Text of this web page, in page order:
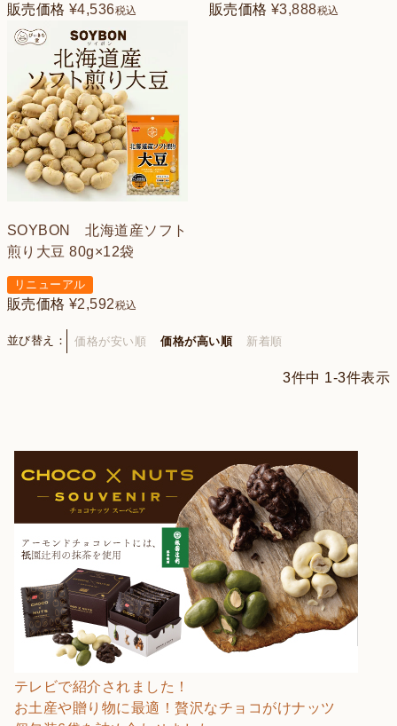
販売価格 ¥4,536税込 販売価格 ¥3,888税込
SOYBON 北海道産ソフト
煎り大豆 80g×12袋
リニューアル
販売価格 ¥2,592税込
並び替え 価格が安い順 価格が高い順 新着順
3件中 1-3件表示
テレビで紹介されました！
お土産や贈り物に最適！贅沢なチョコがけナッツ